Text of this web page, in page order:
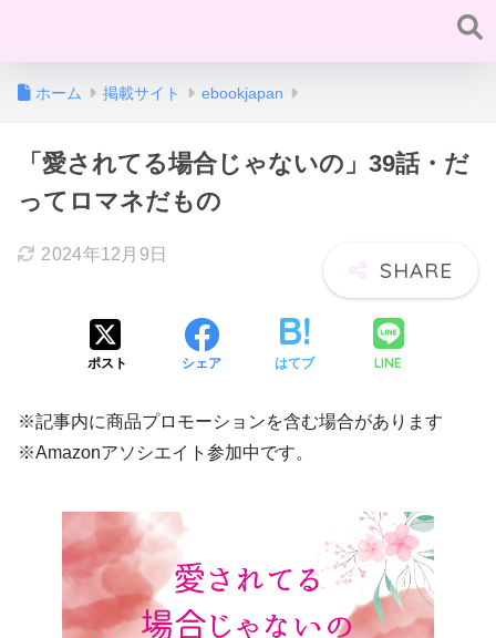
ホーム 掲載サイト ebookjapan
「愛されてる場合じゃないの」39話・だ
ってロマネだもの
2024年12月9日
ポスト シェア はてブ LINE
※記事内に商品プロモーションを含む場合があります
※Amazonアソシエイト参加中です。